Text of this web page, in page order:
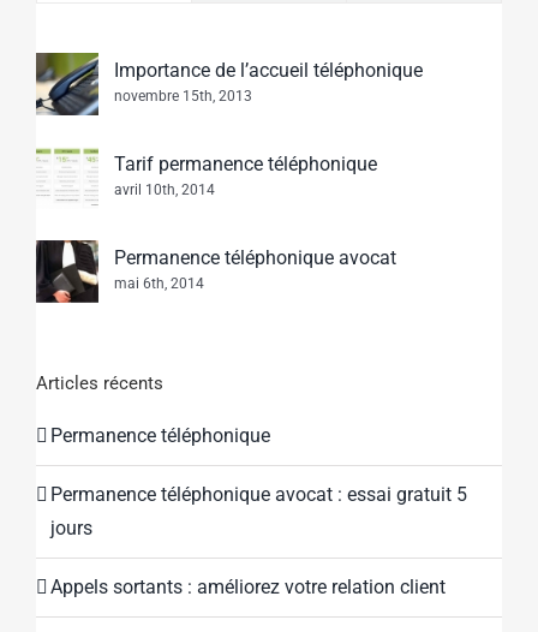
Importance de l’accueil téléphonique
novembre 15th, 2013
Tarif permanence téléphonique
avril 10th, 2014
Permanence téléphonique avocat
mai 6th, 2014
Articles récents
Permanence téléphonique
Permanence téléphonique avocat : essai gratuit 5
jours
Appels sortants : améliorez votre relation client